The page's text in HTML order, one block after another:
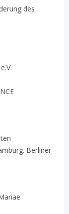
des
Berliner